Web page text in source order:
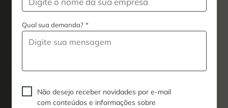
Qual sua demanda? *
Não desejo receber novidades por e-mail
com conteúdos e informações sobre